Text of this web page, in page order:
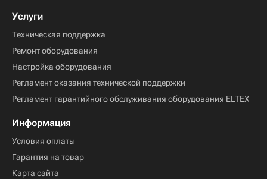
Услуги
Техническая поддержка
Ремонт оборудования
Настройка оборудования
Регламент оказания технической поддержки
Регламент гарантийного обслуживания оборудования ELTEX
Информация
Условия оплаты
Гарантия на товар
Карта сайта